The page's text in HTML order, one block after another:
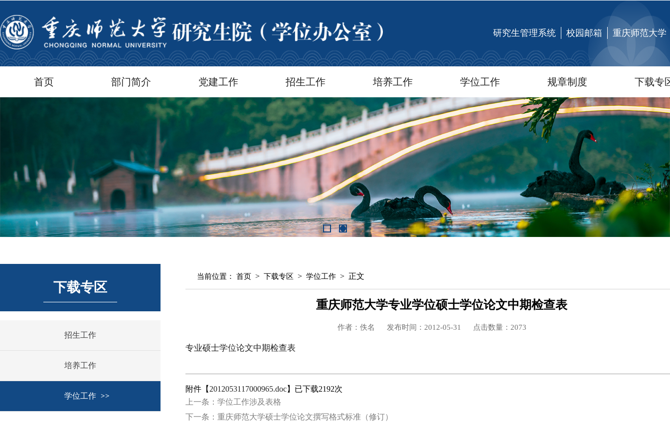
研究生管理系统 校园邮箱 重庆师范大学
首页 部门简介 党建工作 招生工作 培养工作 学位工作 规章制度 下载专
下载专区
招生工作
培养工作
学位工作
当前位置： 首页 > 下载专区 > 学位工作 > 正文
重庆师范大学专业学位硕士学位论文中期检查表
作者：佚名 发布时间：2012-05-31 点击数量： 2073
专业硕士学位论文中期检查表
附件【 2012053117000965.doc】已下载2192次
上一条：学位工作涉及表格
下一条：重庆师范大学硕士学位论文撰写格式标准（修订）